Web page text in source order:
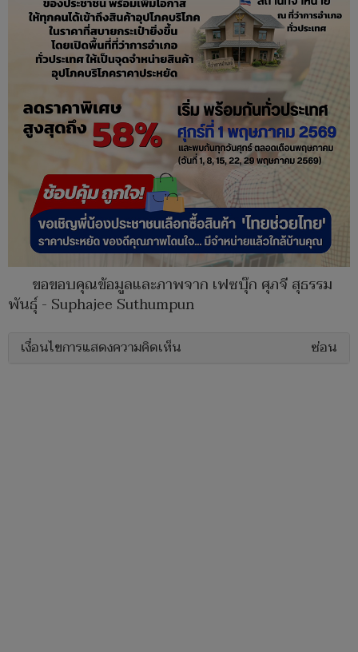
ขอขอบคุณข้อมูลและภาพจาก เฟซบุ๊ก ศุภจี สุธรรม
พันธุ์ - Suphajee Suthumpun
เงื่อนไขการแสดงความคิดเห็น ซ่อน